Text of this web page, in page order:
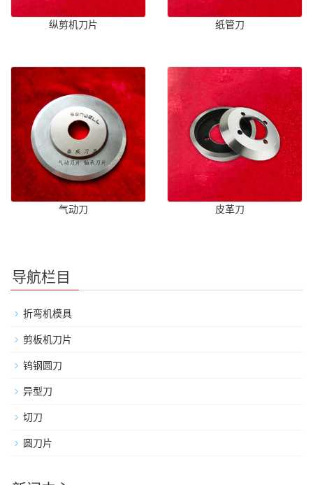
纵剪机刀片 纸管刀
气动刀 皮革刀
导航栏目
折弯机模具
剪板机刀片
钨钢圆刀
异型刀
切刀
圆刀片